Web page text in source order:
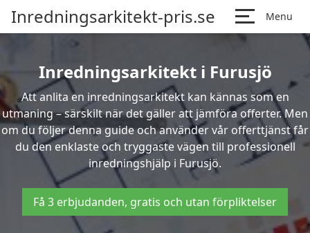
Inredningsarkitekt-pris.se Menu
Inredningsarkitekt i Furusjö
Att anlita en inredningsarkitekt kan kännas som en
utmaning – särskilt när det gäller att jämföra offerter. Men
om du följer denna guide och använder vår offerttjänst får
du den enklaste och tryggaste vägen till professionell
inredningshjälp i Furusjö.
Få 3 erbjudanden, gratis och utan förpliktelser